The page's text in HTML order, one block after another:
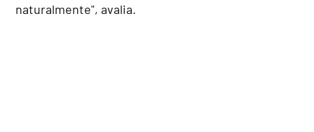
naturalmente", avalia.